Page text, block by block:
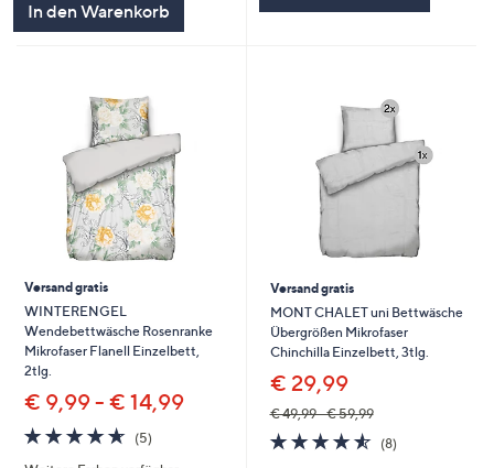
In den Warenkorb
Versand gratis
WINTERENGEL
Wendebettwäsche Rosenranke
Mikrofaser Flanell Einzelbett,
2tlg.
€ 9,99 - € 14,99
4.6
von
(5)
Versand gratis
MONT CHALET uni Bettwäsche
Übergrößen Mikrofaser
Chinchilla Einzelbett, 3tlg.
€ 29,99
€ 49,99 - € 59,99
4.5
von
(8)